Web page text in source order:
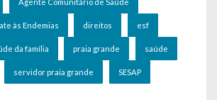
às Endemias direitos esf
da família praia grande saúde
servidor praia grande SESAP